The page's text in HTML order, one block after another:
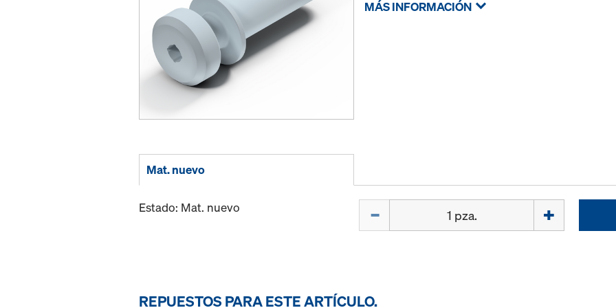
MÁS INFORMACIÓN
Mat. nuevo
Estado: Mat. nuevo
REPUESTOS PARA ESTE ARTÍCULO.